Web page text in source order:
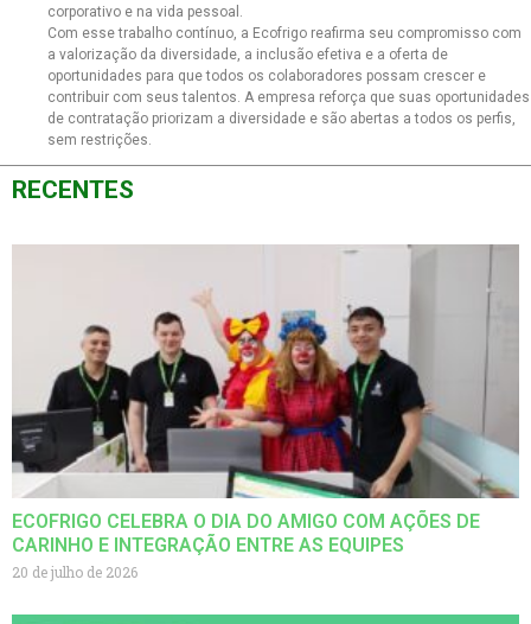
corporativo e na vida pessoal.
Com esse trabalho contínuo, a Ecofrigo reafirma seu compromisso com
a valorização da diversidade, a inclusão efetiva e a oferta de
oportunidades para que todos os colaboradores possam crescer e
contribuir com seus talentos. A empresa reforça que suas oportunidades
de contratação priorizam a diversidade e são abertas a todos os perfis,
sem restrições.
RECENTES
ECOFRIGO CELEBRA O DIA DO AMIGO COM AÇÕES DE
CARINHO E INTEGRAÇÃO ENTRE AS EQUIPES
20 de julho de 2026